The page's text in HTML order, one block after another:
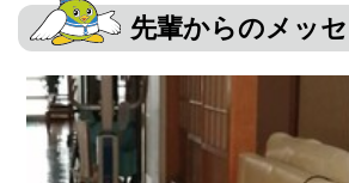
先輩からのメッ